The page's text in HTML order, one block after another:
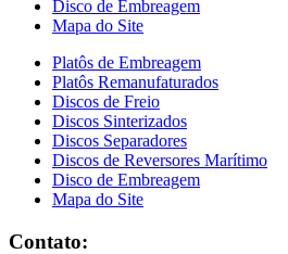
Disco de Embreagem
Mapa do Site
Platôs de Embreagem
Platôs Remanufaturados
Discos de Freio
Discos Sinterizados
Discos Separadores
Discos de Reversores Marítimo
Disco de Embreagem
Mapa do Site
Contato: